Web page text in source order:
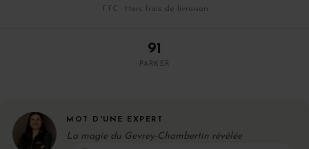
TTC · Hors frais de livraison
91
PARKER
MOT D'UNE EXPERT
La magie du Gevrey-Chambertin révélée